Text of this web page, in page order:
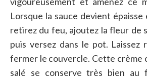
Lorsque la sauce devient épaisse
retirez du feu, ajoutez la fleur de
puis versez dans le pot. Laissez
fermer le couvercle. Cette crème
salé se conserve très bien au